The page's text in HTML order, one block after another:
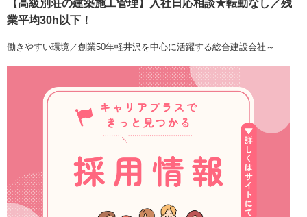
【高級別荘の建築施工管理】入社日応相談★転勤なし／残
業平均30h以下！
働きやすい環境／創業50年軽井沢を中心に活躍する総合建設会社～